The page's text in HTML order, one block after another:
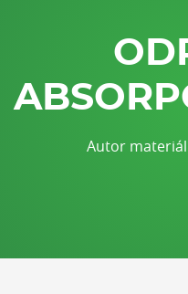
Autor